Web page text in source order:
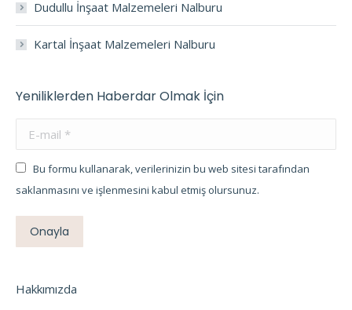
Dudullu İnşaat Malzemeleri Nalburu
Kartal İnşaat Malzemeleri Nalburu
Yeniliklerden Haberdar Olmak İçin
E-mail *
Bu formu kullanarak, verilerinizin bu web sitesi tarafından
saklanmasını ve işlenmesini kabul etmiş olursunuz.
Onayla
Hakkımızda